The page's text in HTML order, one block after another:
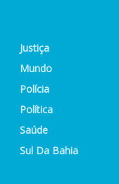
Justiça
Mundo
Polícia
Política
Saúde
Sul Da Bahia